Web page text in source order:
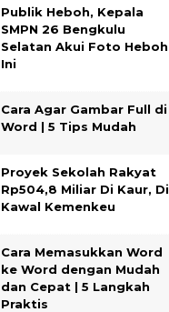
Publik Heboh, Kepala
SMPN 26 Bengkulu
Selatan Akui Foto Heboh
Ini
Cara Agar Gambar Full di
Word | 5 Tips Mudah
Proyek Sekolah Rakyat
Rp504,8 Miliar Di Kaur, Di
Kawal Kemenkeu
Cara Memasukkan Word
ke Word dengan Mudah
dan Cepat | 5 Langkah
Praktis